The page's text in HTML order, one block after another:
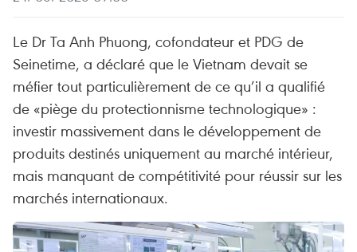
Le Dr Ta Anh Phuong, cofondateur et PDG de
Seinetime, a déclaré que le Vietnam devait se
méfier tout particulièrement de ce qu’il a qualifié
de «piège du protectionnisme technologique» :
investir massivement dans le développement de
produits destinés uniquement au marché intérieur,
mais manquant de compétitivité pour réussir sur les
marchés internationaux.